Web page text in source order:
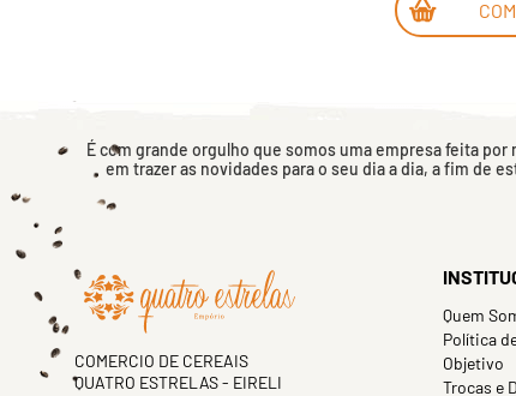
É com grande orgulho que somos uma empresa feita
em trazer as novidades para o seu dia a dia, a fim de
COMERCIO DE CEREAIS
QUATRO ESTRELAS - EIRELI
Quem
Política
Objetivo
Trocas e